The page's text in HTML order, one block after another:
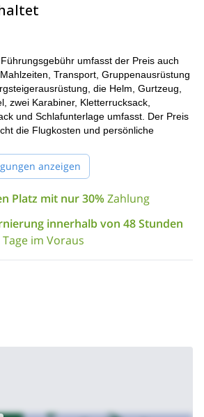
Gletscher
Diese bekannte und beliebte Route
die zum Gipfel führten. Ein weiterer
Ushba -Aufstiegs ist, dass Sie in
Biwakin einer Höhe von 4.000
Die Aussichten, die Sie vomBiwak
wie die vom Gipfel.
sollten über vorherige
zu sein.
ist perfekt für Menschen, die ein
im Kaukasus genießen
darauf, Sie zu führen.
Kletterreise
Gipfels imKaukasus,Mount Kazbek.
umfasst der Preis auch
Transport, Gruppenausrüstung
die Helm, Gurtzeug,
zwei Karabiner, Kletterrucksack,
und Schlafunterlage umfasst. Der Preis
die Flugkosten und persönliche
anzeigen
Platz mit nur 30%Zahlung
innerhalb von 48 Stunden
im Voraus